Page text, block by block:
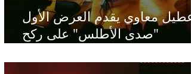
عطيل معاوي يقدم العرض الأول
"صدى الأطلس" على ركح
طابعها الخاص